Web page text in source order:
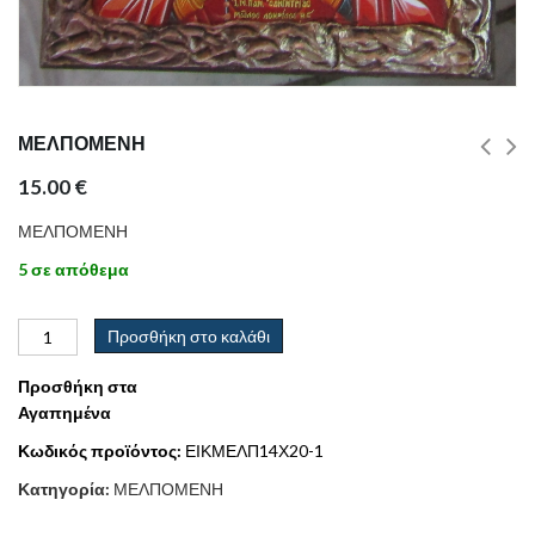
ΜΕΛΠΟΜΕΝΗ
15.00€
ΜΕΛΠΟΜΕΝΗ
5 σε απόθεμα
Προσθήκη στο καλάθι
Προσθήκη στα
Αγαπημένα
Κωδικός προϊόντος: ΕΙΚΜΕΛΠ14Χ20-1
Κατηγορία: ΜΕΛΠΟΜΕΝΗ